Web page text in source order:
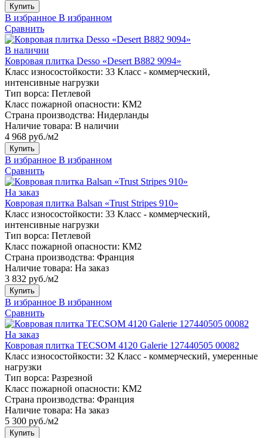
Купить
В избранное В избранном
Сравнить
В наличии
Ковровая плитка Desso «Desert B882 9094»
Класс износостойкости: 33 Класс - коммерческий,
интенсивные нагрузки
Тип ворса: Петлевой
Класс пожарной опасности: КМ2
Страна производства: Нидерланды
Наличие товара: В наличии
4 968 руб./м2
Купить
В избранное В избранном
Сравнить
На заказ
Ковровая плитка Balsan «Trust Stripes 910»
Класс износостойкости: 33 Класс - коммерческий,
интенсивные нагрузки
Тип ворса: Петлевой
Класс пожарной опасности: КМ2
Страна производства: Франция
Наличие товара: На заказ
3 832 руб./м2
Купить
В избранное В избранном
Сравнить
На заказ
Ковровая плитка TECSOM 4120 Galerie 127440505 00082
Класс износостойкости: 32 Класс - коммерческий, умеренные
нагрузки
Тип ворса: Разрезной
Класс пожарной опасности: КМ2
Страна производства: Франция
Наличие товара: На заказ
5 300 руб./м2
Купить